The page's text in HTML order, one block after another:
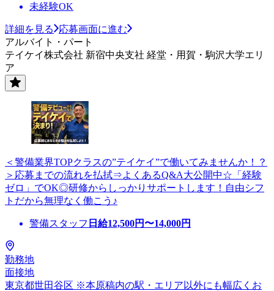
未経験OK
詳細を見る
応募画面に進む
アルバイト・パート
テイケイ株式会社 新宿中央支社 経堂・用賀・駒沢大学エリ
ア
＜警備業界TOPクラスの”テイケイ”で働いてみませんか！？
＞応募までの流れを払拭⇒よくあるQ&A大公開中☆「経験
ゼロ」でOK◎研修からしっかりサポートします！自由シフ
トだから無理なく働こう♪
警備スタッフ 日給12,500円〜14,000円
勤務地
面接地
東京都世田谷区 ※本原稿内の駅・エリア以外にも幅広くお